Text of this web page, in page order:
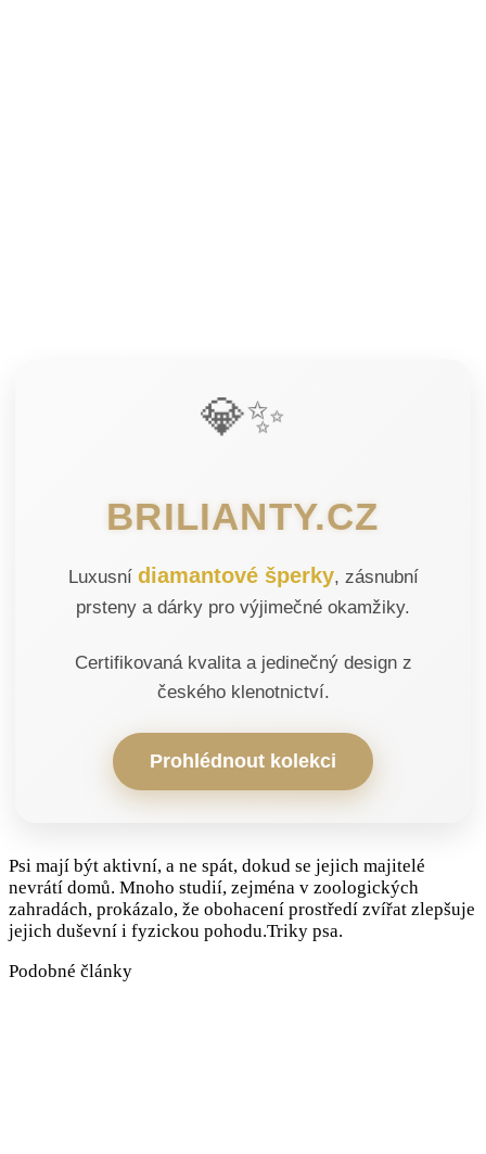
💎✨
BRILIANTY.CZ
Luxusní diamantové šperky, zásnubní
prsteny a dárky pro výjimečné okamžiky.
Certifikovaná kvalita a jedinečný design z
českého klenotnictví.
Prohlédnout kolekci
Psi mají být aktivní, a ne spát, dokud se jejich majitelé
nevrátí domů. Mnoho studií, zejména v zoologických
zahradách, prokázalo, že obohacení prostředí zvířat zlepšuje
jejich duševní i fyzickou pohodu.Triky psa.
Podobné články